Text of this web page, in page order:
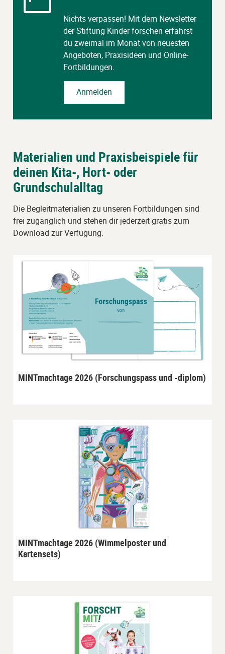
Nichts verpassen! Mit dem Newsletter
der Stiftung Kinder forschen erfährst
du zweimal im Monat von neuesten
Angeboten, Praxisideen und Online-
Fortbildungen.
Anmelden
Materialien und Praxisbeispiele für
deinen Kita-, Hort- oder
Grundschulalltag
Die Begleitmaterialien zu unseren Fortbildungen sind
frei zugänglich und stehen dir jederzeit gratis zum
Download zur Verfügung.
MINTmachtage 2026 (Forschungspass und -diplom)
MINTmachtage 2026 (Wimmelposter und
Kartensets)